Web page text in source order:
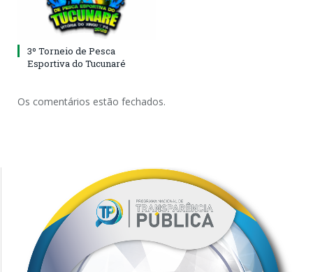
3º Torneio de Pesca
Esportiva do Tucunaré
Os comentários estão fechados.